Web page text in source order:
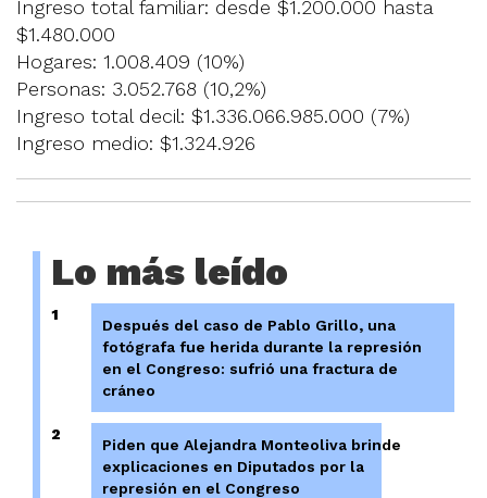
Ingreso total familiar: desde $1.200.000 hasta
$1.480.000
Hogares: 1.008.409 (10%)
Personas: 3.052.768 (10,2%)
Ingreso total decil: $1.336.066.985.000 (7%)
Ingreso medio: $1.324.926
Lo más leído
1
Después del caso de Pablo Grillo, una
fotógrafa fue herida durante la represión
en el Congreso: sufrió una fractura de
cráneo
2
Piden que Alejandra Monteoliva brinde
explicaciones en Diputados por la
represión en el Congreso